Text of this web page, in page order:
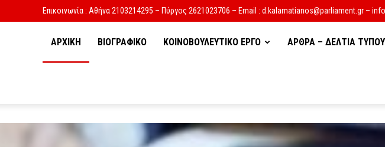
Επικοινωνία : Αθήνα 2103214295 – Πύργος 2621023706 – Email : d.kalamatianos@parliament.gr –
ΑΡΧΙΚΗ ΒΙΟΓΡΑΦΙΚΟ ΚΟΙΝΟΒΟΥΛΕΥΤΙΚΟ ΕΡΓΟ ΑΡΘΡΑ – ΔΕΛΤΙΑ ΤΥΠΟΥ